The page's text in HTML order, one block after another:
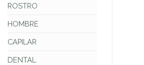
ROSTRO
HOMBRE
CAPILAR
DENTAL